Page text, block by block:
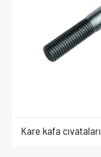
Kare kafa cıvataları